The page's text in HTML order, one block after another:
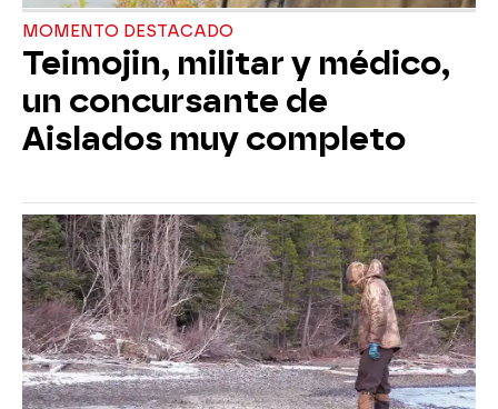
MOMENTO DESTACADO
Teimojin, militar y médico,
un concursante de
Aislados muy completo